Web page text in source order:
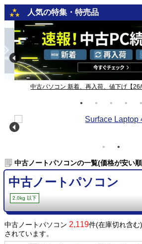
人気の特集・特売品
中古パソコン 新着、再入荷、値下げ【26/
中古ノートパソコンの一覧(価格が安い
中古ノートパソコン
2.0kg 以下
中古ノートパソコン 2,119件(在庫切れ含
されています。